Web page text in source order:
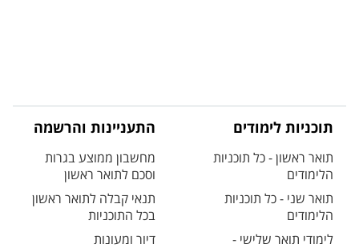
תוכניות לימודים
תואר ראשון - כל תוכניות
הלימודים
תואר שני - כל תוכניות
הלימודים
לימודי תואר שלישי -
התעניינות והרשמה
מחשבון ממוצע בגרות
וסכם לתואר ראשון
תנאי קבלה לתואר ראשון
בכל התוכניות
דיור ומעונות